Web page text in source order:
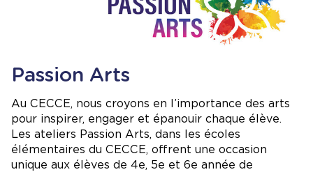
éducatives pour développer la conscience
environnementale de nos élèves.
Verdissement de la cour: en créant et prenant
soin de nos espaces verts qui encouragent la
Nous restons engagés à former des
écocitoyennes et écocitoyens et à bâtir un
avenir plus durable, plus équitable et plus
solidaire pour toutes et tous.
Passion Arts
Au CECCE, nous croyons en l’importance des arts
pour inspirer, engager et épanouir chaque élève.
Les ateliers Passion Arts, dans les écoles
élémentaires du CECCE, offrent une occasion
unique aux élèves de 4e, 5e et 6e année de